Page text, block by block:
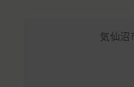
気仙沼